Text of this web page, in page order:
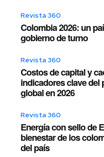
Revista 360
Colombia 2026: un
gobierno de turno
Revista 360
Costos de capital y
indicadores clave del
global en 2026
Revista 360
Energía con sello de
bienestar de los
del país